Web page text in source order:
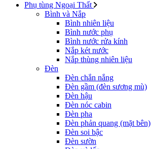
Phụ tùng Ngoại Thất
Bình và Nắp
Bình nhiên liệu
Bình nước phụ
Bình nước rửa kính
Nắp két nước
Nắp thùng nhiên liệu
Đèn
Đèn chắn nắng
Đèn gầm (đèn sương mù)
Đèn hậu
Đèn nóc cabin
Đèn pha
Đèn phản quang (mặt bên)
Đèn soi bậc
Đèn sườn